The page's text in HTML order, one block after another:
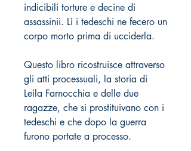
indicibili torture e decine di
assassinii. Lì i tedeschi ne fecero un
corpo morto prima di ucciderla.
Questo libro ricostruisce attraverso
gli atti processuali, la storia di
Leila Farnocchia e delle due
ragazze, che si prostituivano con i
tedeschi e che dopo la guerra
furono portate a processo.